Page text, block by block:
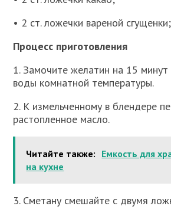
• 2 ст. ложечки вареной сгущенки;
Процесс приготовления
1. Замочите желатин на 15 минут
воды комнатной температуры.
2. К измельченному в блендере
растопленное масло.
Читайте также: Емкость для
на кухне
3. Сметану смешайте с двумя